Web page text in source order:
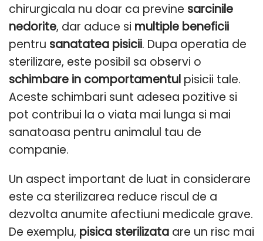
chirurgicala nu doar ca previne sarcinile
nedorite, dar aduce si multiple beneficii
pentru sanatatea pisicii. Dupa operatia de
sterilizare, este posibil sa observi o
schimbare in comportamentul pisicii tale.
Aceste schimbari sunt adesea pozitive si
pot contribui la o viata mai lunga si mai
sanatoasa pentru animalul tau de
companie.
Un aspect important de luat in considerare
este ca sterilizarea reduce riscul de a
dezvolta anumite afectiuni medicale grave.
De exemplu, pisica sterilizata are un risc mai